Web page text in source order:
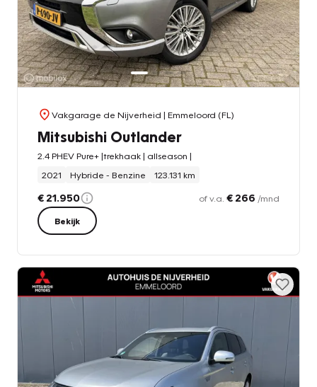
Vakgarage de Nijverheid | Emmeloord (FL)
Mitsubishi Outlander
2.4 PHEV Pure+ |trekhaak | allseason |
2021
Hybride - Benzine 123.131 km
€ 21.950 of v.a. € 266 /mnd
Bekijk